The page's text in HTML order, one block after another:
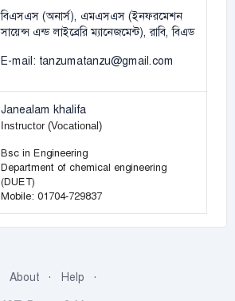
বিএসএস (অনার্স), এমএসএস (ইনফরমেশন
সায়েন্স এন্ড লাইব্রেরি ম্যানেজমেন্ট), রাবি, বিএড
E-mail: tanzumatanzu@gmail.com
Janealam khalifa
Instructor (Vocational)
Bsc in Engineering
Department of chemical engineering
(DUET)
Mobile: 01704-729837
About
Help